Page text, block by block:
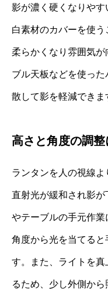
影が濃く硬くなりや
白素材のカバーを使う
柔らかくなり雰囲気
ブル天板などを使っ
散して影を軽減できま
高さと角度の調
ランタンを人の視線
直射光が緩和され影
やテーブルの手元作
角度から光を当てると
す。また、ライトを
るため、少し外側から